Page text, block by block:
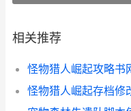
相关推荐
怪物猎人崛起攻略书
怪物猎人崛起存档修